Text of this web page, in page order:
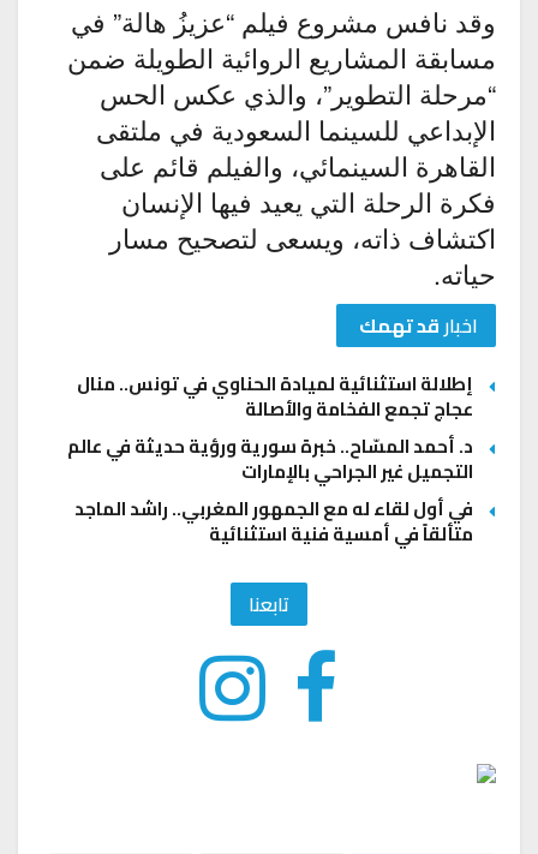
وقد نافس مشروع فيلم “عزيزُ هالة” في
مسابقة المشاريع الروائية الطويلة ضمن
“مرحلة التطوير”، والذي عكس الحس
الإبداعي للسينما السعودية في ملتقى
القاهرة السينمائي، والفيلم قائم على
فكرة الرحلة التي يعيد فيها الإنسان
اكتشاف ذاته، ويسعى لتصحيح مسار
حياته.
اخبارقد تهمك
إطلالة استثنائية لميادة الحناوي في تونس.. منال
عجاج تجمع الفخامة والأصالة
د. أحمد المسّاح.. خبرة سورية ورؤية حديثة في عالم
التجميل غير الجراحي بالإمارات
في أول لقاء له مع الجمهور المغربي.. راشد الماجد
متألقاً في أمسية فنية استثنائية
تابعنا